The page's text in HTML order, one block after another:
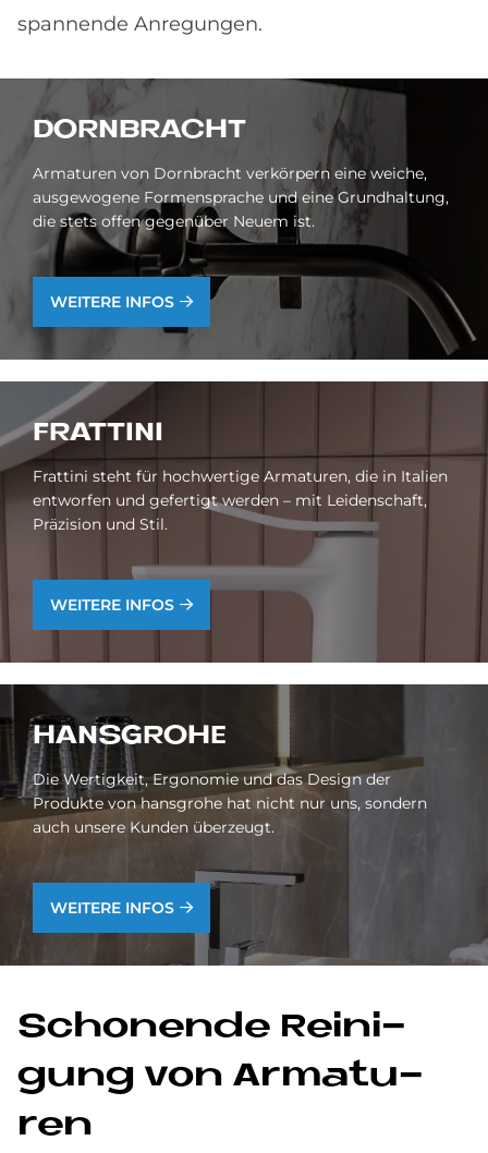
spannende Anregungen.
DORN­BRACHT
Armaturen von Dornbracht verkörpern eine weiche,
ausgewogene Formensprache und eine Grundhaltung,
die stets offen gegenüber Neuem ist.
WEITERE INFOS
FRAT­TINI
Frattini steht für hochwertige Armaturen, die in Italien
entworfen und gefertigt werden – mit Leidenschaft,
Präzision und Stil.
WEITERE INFOS
HANS­GRO­HE
Die Wertigkeit, Ergonomie und das Design der
Produkte von hansgrohe hat nicht nur uns, sondern
auch unsere Kunden überzeugt.
WEITERE INFOS
Scho­nen­de Rei­ni­
gung von Ar­ma­tu­
ren